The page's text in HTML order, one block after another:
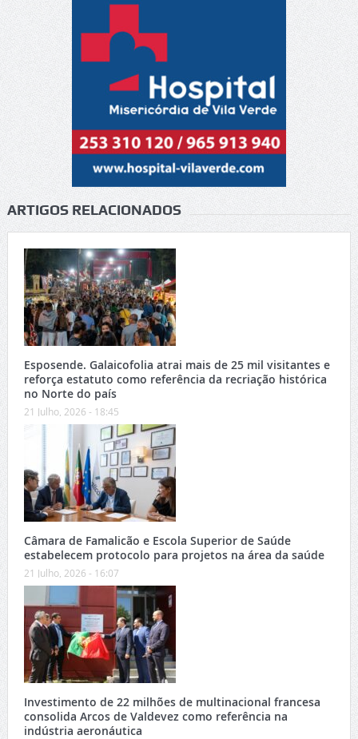
ARTIGOS RELACIONADOS
Esposende. Galaicofolia atrai mais de 25 mil visitantes e
reforça estatuto como referência da recriação histórica
no Norte do país
21 Julho, 2026 - 18:45
Câmara de Famalicão e Escola Superior de Saúde
estabelecem protocolo para projetos na área da saúde
21 Julho, 2026 - 16:07
Investimento de 22 milhões de multinacional francesa
consolida Arcos de Valdevez como referência na
indústria aeronáutica